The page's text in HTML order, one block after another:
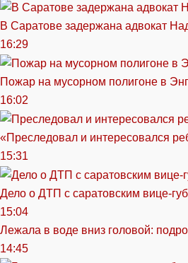
В Саратове задержана адвокат
16:29
Пожар на мусорном полигоне в
16:02
«Преследовал и интересовался
15:31
Дело о ДТП с саратовским вице-
15:04
Лежала в воде вниз головой:
14:45